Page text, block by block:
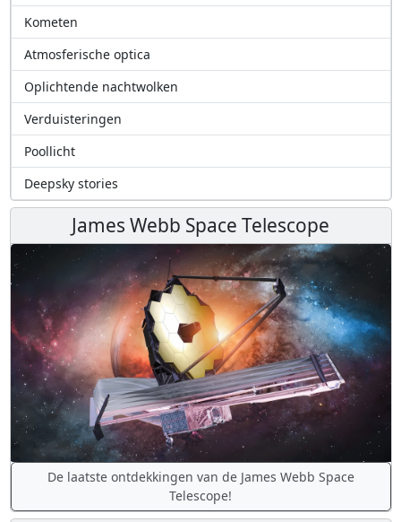
Kometen
Atmosferische optica
Oplichtende nachtwolken
Verduisteringen
Poollicht
Deepsky stories
James Webb Space Telescope
De laatste ontdekkingen van de James Webb Space
Telescope!